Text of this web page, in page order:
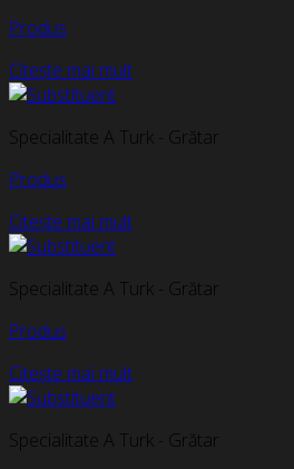
Produs
Citește mai mult
Specialitate A Turk - Grătar
Produs
Citește mai mult
Specialitate A Turk - Grătar
Produs
Citește mai mult
Specialitate A Turk - Grătar